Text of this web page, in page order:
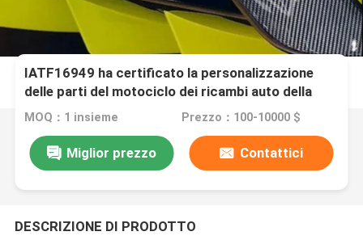
IATF16949 ha certificato la personalizzazione
delle parti del motociclo dei ricambi auto della
fibra del carbonio
MOQ：1 insieme Prezzo：100-10000 $
Miglior prezzo Contattici
DESCRIZIONE DI PRODOTTO